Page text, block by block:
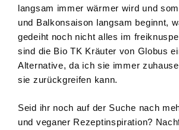
langsam immer wärmer wird und
und Balkonsaison langsam beginnt,
gedeiht noch nicht alles im
sind die Bio TK Kräuter von Globus
Alternative, da ich sie immer
sie zurückgreifen kann.
Seid ihr noch auf der Suche nach
und veganer Rezeptinspiration?